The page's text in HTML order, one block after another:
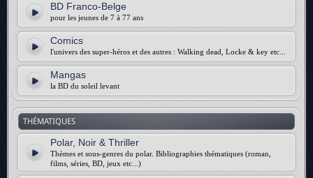
BD Franco-Belge
pour les jeunes de 7 à 77 ans
Comics
l'univers des super-héros et des autres : Walking dead, Locke & key etc...
Mangas
la BD du soleil levant
THÉMATIQUES
Polar, Noir & Thriller
Thèmes et sous-genres du polar. Bibliographies thématiques (roman,
films, séries, BD, jeux etc...)